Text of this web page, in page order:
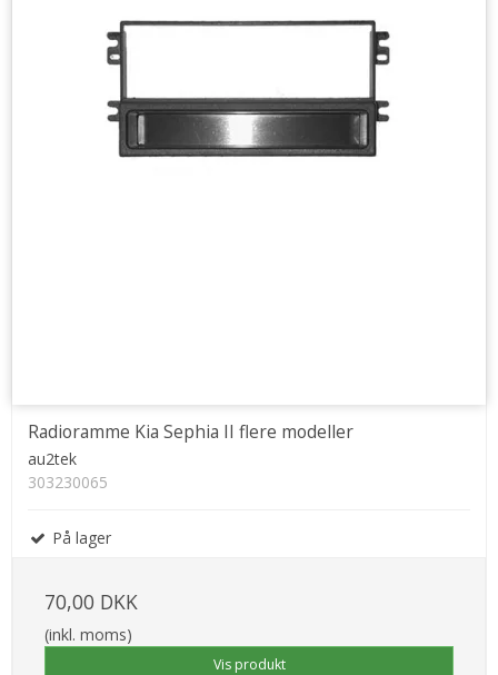
Radioramme Kia Sephia II flere modeller
au2tek
303230065
På lager
70,00 DKK
(inkl. moms)
Vis produkt